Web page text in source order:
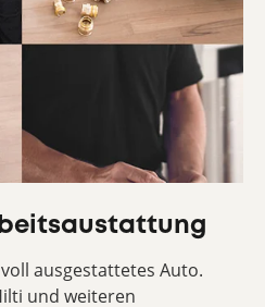
ausgestattetes Auto.
und weiteren